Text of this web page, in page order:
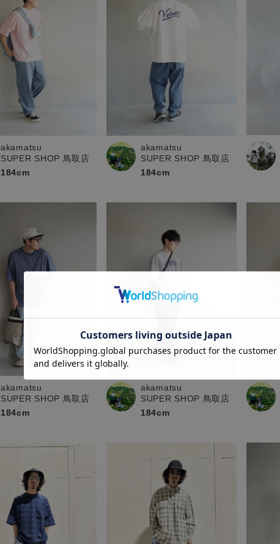
akamatsu
SUPER SHOP 鳥取店
184cm
akamatsu
SUPER SHOP 鳥取店
184cm
akamatsu
SUPER SHOP 鳥取店
184cm
akamatsu
SUPER SHOP 鳥取店
184cm